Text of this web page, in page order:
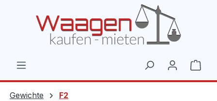
Gewichte F2